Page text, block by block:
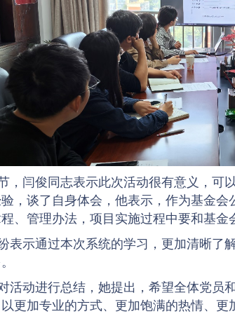
，闫俊同志表示此次活动很有意义，可
，谈了自身体会，他表示，作为基金
、管理办法，项目实施过程中要和基金
表示通过本次系统的学习，更加清晰了
活动进行总结，她提出，希望全体党员
更加专业的方式、更加饱满的热情、